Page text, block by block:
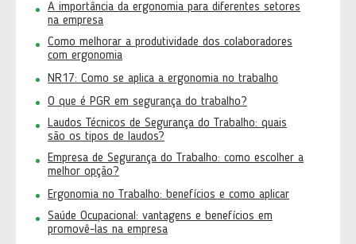
A importância da ergonomia para diferentes setores
na empresa
Como melhorar a produtividade dos colaboradores
com ergonomia
NR17: Como se aplica a ergonomia no trabalho
O que é PGR em segurança do trabalho?
Laudos Técnicos de Segurança do Trabalho: quais
são os tipos de laudos?
Empresa de Segurança do Trabalho: como escolher a
melhor opção?
Ergonomia no Trabalho: benefícios e como aplicar
Saúde Ocupacional: vantagens e benefícios em
promovê-las na empresa